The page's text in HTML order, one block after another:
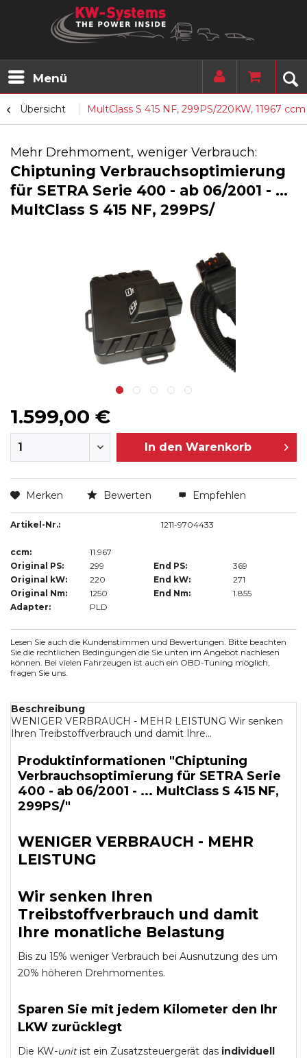
Menü
Übersicht MultClass S 415 NF, 299PS/220KW, 11967 ccm
Mehr Drehmoment, weniger Verbrauch:
Chiptuning Verbrauchsoptimierung
für SETRA Serie 400 - ab 06/2001 - ...
MultClass S 415 NF, 299PS/
1.599,00 €
In den Warenkorb
Merken Bewerten Empfehlen
Artikel-Nr.: 1211-9704433
ccm:
11.967
Original PS:
299 End PS:
369
Original kW:
220 End kW:
271
Original Nm:
1250 End Nm:
1.855
Adapter:
PLD
Lesen Sie auch die Kundenstimmen und Bewertungen. Bitte beachten
Sie die rechtlichen Bedingungen die Sie unten im Angebot nachlesen
können. Bei vielen Fahrzeugen ist auch ein OBD-Tuning möglich,
fragen Sie uns.
Beschreibung
WENIGER VERBRAUCH - MEHR LEISTUNG Wir senken
Ihren Treibstoffverbrauch und damit Ihre...
Produktinformationen "Chiptuning
Verbrauchsoptimierung für SETRA Serie
400 - ab 06/2001 - ... MultClass S 415 NF,
299PS/"
WENIGER VERBRAUCH - MEHR
LEISTUNG
Wir senken Ihren
Treibstoffverbrauch und damit
Ihre monatliche Belastung
Bis zu 15% weniger Verbrauch bei Ausnutzung des um
20% höheren Drehmomentes.
Sparen Sie mit jedem Kilometer den Ihr
LKW zurücklegt
Die KW-unitist ein Zusatzsteuergerät das individuell